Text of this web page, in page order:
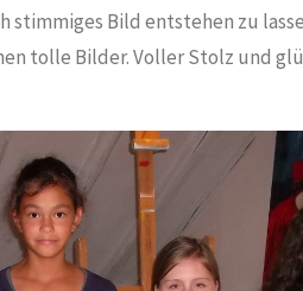
Bild entstehen zu
tolle Bilder. Voller Stolz und